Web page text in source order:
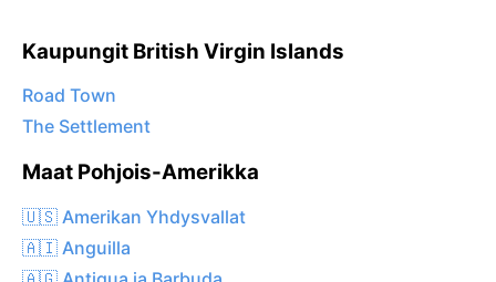
Kaupungit British Virgin Islands
Road Town
The Settlement
Maat Pohjois-Amerikka
🇺🇸 Amerikan Yhdysvallat
🇦🇮 Anguilla